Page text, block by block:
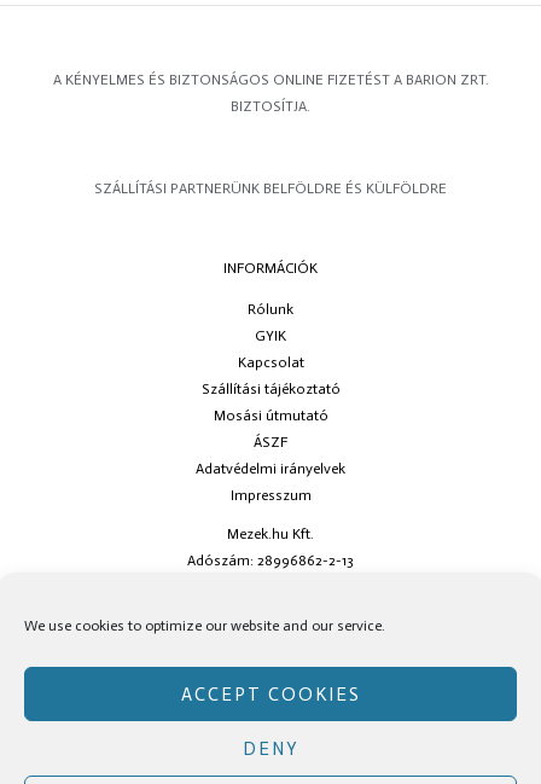
We use cookies to optimize our website and our service.
ACCEPT COOKIES
DENY
A KÉNYELMES ÉS BIZTONSÁGOS ONLINE FIZETÉST A BARION ZRT.
BIZTOSÍTJA.
SZÁLLÍTÁSI PARTNERÜNK BELFÖLDRE ÉS KÜLFÖLDRE
INFORMÁCIÓK
Rólunk
GYIK
Kapcsolat
Szállítási tájékoztató
Mosási útmutató
ÁSZF
Adatvédelmi irányelvek
Impresszum
Mezek.hu Kft.
Adószám: 28996862-2-13
social oldalainkon!
Copyright © Mezek.hu 2026 Mezek.hu